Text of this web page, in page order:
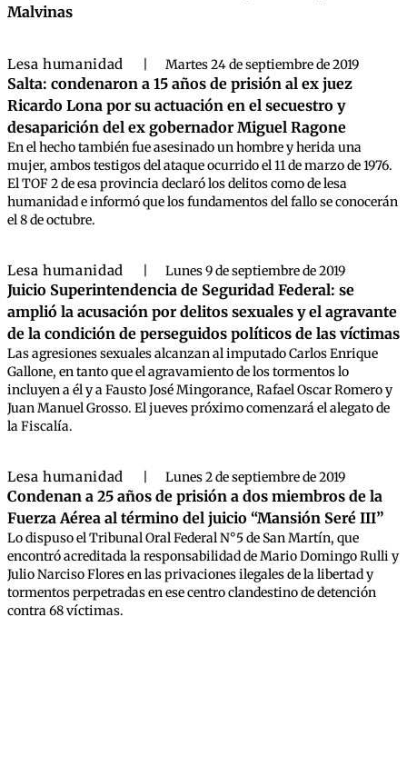
Malvinas
Lesa humanidad Martes 24 de septiembre de 2019
Salta: condenaron a 15 años de prisión al ex juez
Ricardo Lona por su actuación en el secuestro y
desaparición del ex gobernador Miguel Ragone
En el hecho también fue asesinado un hombre y herida una
mujer, ambos testigos del ataque ocurrido el 11 de marzo de 1976.
El TOF 2 de esa provincia declaró los delitos como de lesa
humanidad e informó que los fundamentos del fallo se conocerán
el 8 de octubre.
Lesa humanidad Lunes 9 de septiembre de 2019
Juicio Superintendencia de Seguridad Federal: se
amplió la acusación por delitos sexuales y el agravante
de la condición de perseguidos políticos de las víctimas
Las agresiones sexuales alcanzan al imputado Carlos Enrique
Gallone, en tanto que el agravamiento de los tormentos lo
incluyen a él y a Fausto José Mingorance, Rafael Oscar Romero y
Juan Manuel Grosso. El jueves próximo comenzará el alegato de
la Fiscalía.
Lesa humanidad Lunes 2 de septiembre de 2019
Condenan a 25 años de prisión a dos miembros de la
Fuerza Aérea al término del juicio “Mansión Seré III”
Lo dispuso el Tribunal Oral Federal N°5 de San Martín, que
encontró acreditada la responsabilidad de Mario Domingo Rulli y
Julio Narciso Flores en las privaciones ilegales de la libertad y
tormentos perpetradas en ese centro clandestino de detención
contra 68 víctimas.